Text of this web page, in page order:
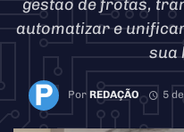
gestão de frotas,
automatizar e
sua
PorREDAÇÃO 5